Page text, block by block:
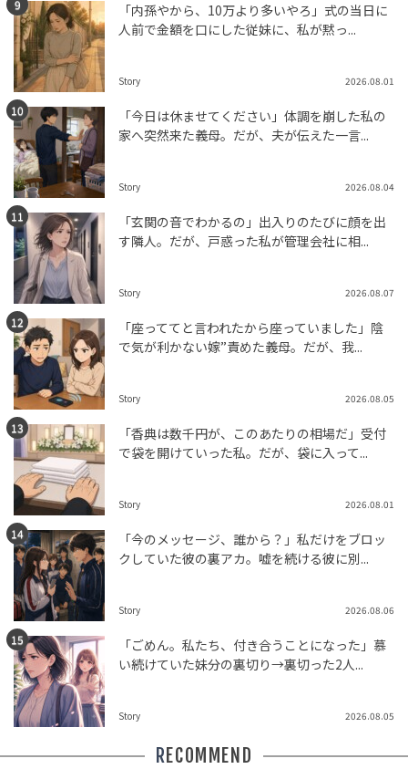
「内孫やから、10万より多いやろ」式の当日に
人前で金額を口にした従妹に、私が黙っ...
Story 2026.08.01
「今日は休ませてください」体調を崩した私の
家へ突然来た義母。だが、夫が伝えた一言...
Story 2026.08.04
「玄関の音でわかるの」出入りのたびに顔を出
す隣人。だが、戸惑った私が管理会社に相...
Story 2026.08.07
「座っててと言われたから座っていました」陰
で気が利かない嫁”責めた義母。だが、我...
Story 2026.08.05
「香典は数千円が、このあたりの相場だ」受付
で袋を開けていった私。だが、袋に入って...
Story 2026.08.01
「今のメッセージ、誰から？」私だけをブロッ
クしていた彼の裏アカ。嘘を続ける彼に別...
Story 2026.08.06
「ごめん。私たち、付き合うことになった」慕
い続けていた妹分の裏切り→裏切った2人...
Story 2026.08.05
RECOMMEND